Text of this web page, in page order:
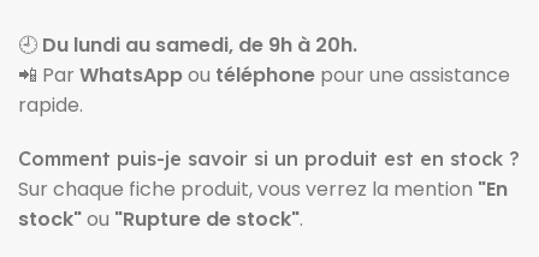
🕘 Du lundi au samedi, de 9h à 20h.
📲 Par WhatsAppou téléphone pour une assistance
rapide.
Comment puis-je savoir si un produit est en stock ?
Sur chaque fiche produit, vous verrez la mention "En
stock"ou "Rupture de stock".